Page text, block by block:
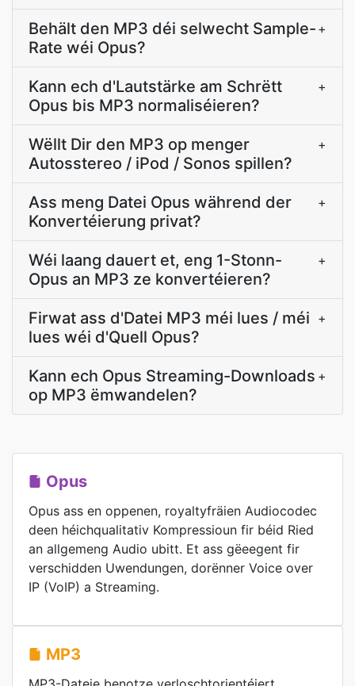
Behält den MP3 déi selwecht Sample-
Rate wéi Opus?
+
Kann ech d'Lautstärke am Schrëtt
Opus bis MP3 normaliséieren?
+
Wëllt Dir den MP3 op menger
Autosstereo / iPod / Sonos spillen?
+
Ass meng Datei Opus während der
Konvertéierung privat?
+
Wéi laang dauert et, eng 1-Stonn-
Opus an MP3 ze konvertéieren?
+
Firwat ass d'Datei MP3 méi lues / méi
lues wéi d'Quell Opus?
+
Kann ech Opus Streaming-Downloads
op MP3 ëmwandelen?
+
Opus
Opus ass en oppenen, royaltyfräien Audiocodec
deen héichqualitativ Kompressioun fir béid Ried
an allgemeng Audio ubitt. Et ass gëeegent fir
verschidden Uwendungen, dorënner Voice over
IP (VoIP) a Streaming.
MP3